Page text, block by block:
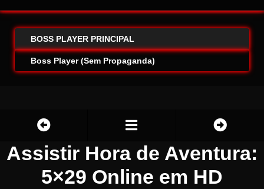
BOSS PLAYER PRINCIPAL
Boss Player (Sem Propaganda)
Assistir Hora de Aventura:
5×29 Online em HD